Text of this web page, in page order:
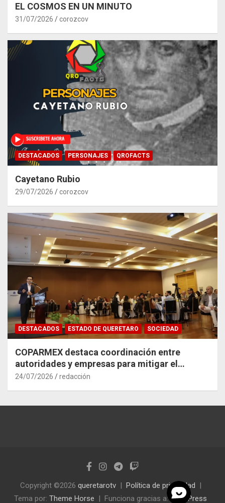
EL COSMOS EN UN MINUTO
31/07/2026 corozcov
DESTACADOS PERSONAJES QROFACTS
Cayetano Rubio
29/07/2026 corozcov
DESTACADOS ESTADO DE QUERETARO SOCIEDAD
COPARMEX destaca coordinación entre
autoridades y empresas para mitigar el
impacto del Tren México–Querétaro
24/07/2026 redacción
Copyright ©2026 queretarotv
Política de privacidad
Tema por: Theme Horse Funciona gracias a:WordPress